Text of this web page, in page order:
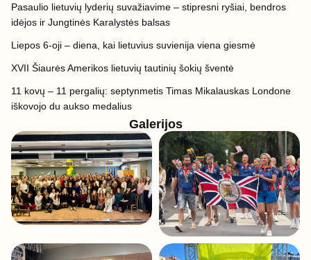
Pasaulio lietuvių lyderių suvažiavime – stipresni ryšiai, bendros
idėjos ir Jungtinės Karalystės balsas
Liepos 6-oji – diena, kai lietuvius suvienija viena giesmė
XVII Šiaurės Amerikos lietuvių tautinių šokių šventė
11 kovų – 11 pergalių: septynmetis Timas Mikalauskas Londone
iškovojo du aukso medalius
Galerijos